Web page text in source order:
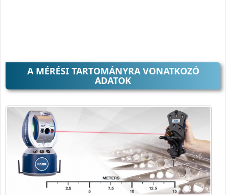
A MÉRÉSI TARTOMÁNYRA VONATKOZÓ
ADATOK